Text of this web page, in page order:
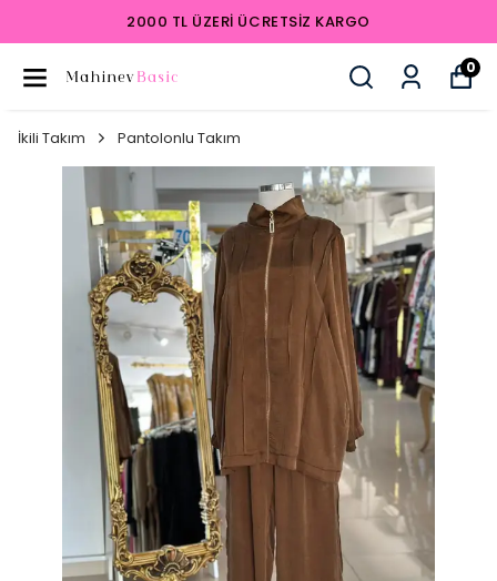
2000 TL ÜZERI ÜCRETSIZ KARGO
0
İkili Takım Pantolonlu Takım